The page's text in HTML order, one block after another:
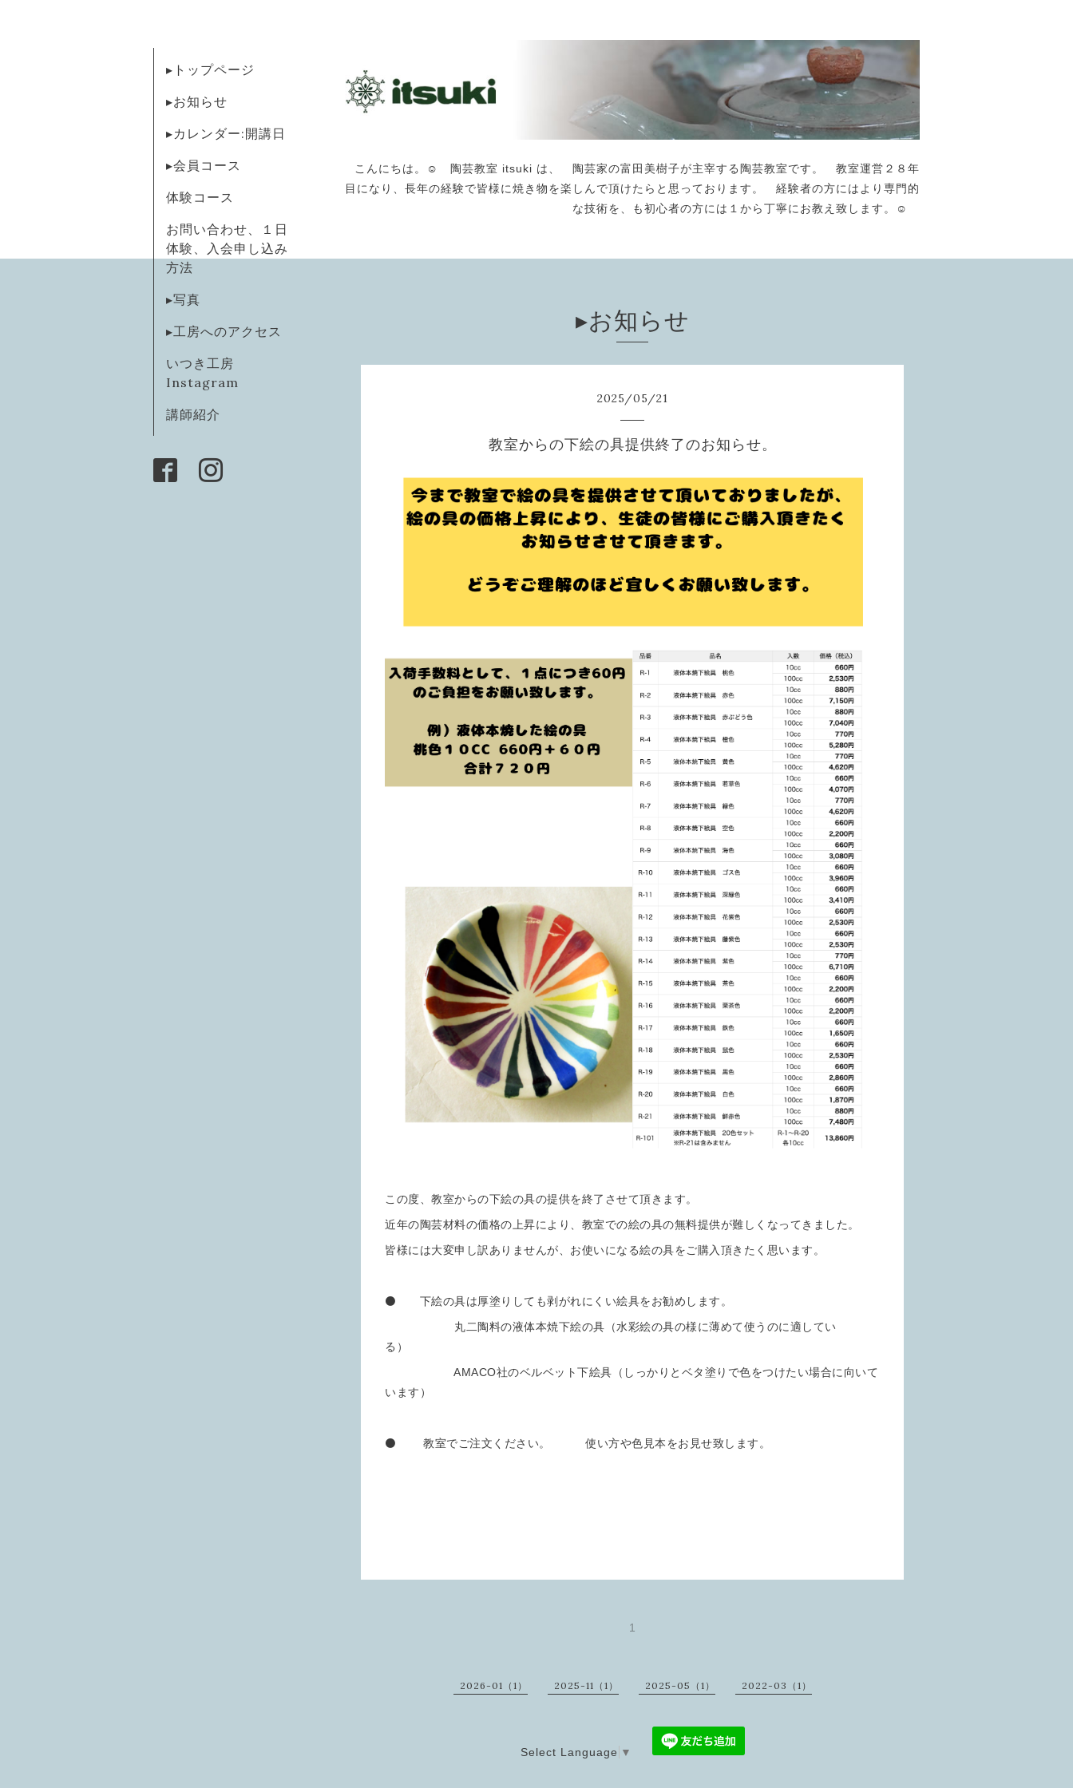
こんにちは。☺️ 陶芸教室 itsuki は、 陶芸家の富田美樹子が主宰する陶芸教室です。 教室運営２８年
目になり、長年の経験で皆様に焼き物を楽しんで頂けたらと思っております。 経験者の方にはより専門的
な技術を、も初心者の方には１から丁寧にお教え致します。☺️
▸トップページ
▸お知らせ
▸カレンダー:開講日
▸会員コース
体験コース
お問い合わせ、１日
体験、入会申し込み
方法
▸写真
▸工房へのアクセス
いつき工房
Instagram
講師紹介
▸お知らせ
2025/05/21
教室からの下絵の具提供終了のお知らせ。
この度、教室からの下絵の具の提供を終了させて頂きます。
近年の陶芸材料の価格の上昇により、教室での絵の具の無料提供が難しくなってきました。
皆様には大変申し訳ありませんが、お使いになる絵の具をご購入頂きたく思います。
⚫️ 下絵の具は厚塗りしても剥がれにくい絵具をお勧めします。
丸二陶料の液体本焼下絵の具（水彩絵の具の様に薄めて使うのに適してい
る）
AMACO社のベルベット下絵具（しっかりとベタ塗りで色をつけたい場合に向いて
います）
⚫️ 教室でご注文ください。 使い方や色見本をお見せ致します。
1
2026-01（1） 2025-11（1） 2025-05（1） 2022-03（1）
Select Language ▼